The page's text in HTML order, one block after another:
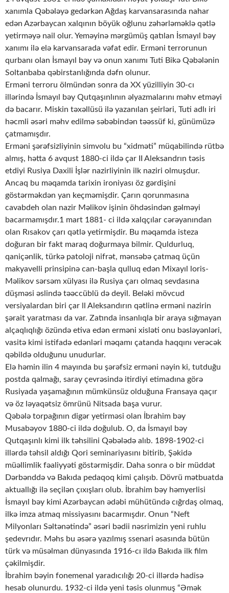
xanımla Qəbələyə gedərkən Ağdaş karvansarasında nahar
edən Azərbaycan xalqının böyük oğlunu zəhərləməklə qətlə
yetirməyə nail olur. Yeməyinə mərgümüş qatılan İsmayıl bəy
xanımı ilə elə karvansarada vəfat edir. Erməni terrorunun
qurbanı olan İsmayıl bəy və onun xanımı Tuti Bikə Qəbələnin
Soltanbaba qəbirstanlığında dəfn olunur.
Erməni terroru ölmündən sonra da XX yüzilliyin 30-cı
illərində İsmayıl bəy Qutqaşınlının əlyazmalarını məhv etməyi
də bacarır. Miskin təxəllüsü ilə yazanılan şeirləri, Tuti adlı iri
həcmli əsəri məhv edilmə səbəbindən təəssüf ki, günümüzə
çatmamışdır.
Erməni şərəfsizliyinin simvolu bu “xidməti” müqabilində rütbə
almış, hətta 6 avqust 1880-ci ildə çar II Aleksandrın təsis
etdiyi Rusiya Daxili İşlər nazirliyinin ilk naziri olmuşdur.
Ancaq bu məqamda tarixin ironiyası öz gərdişini
göstərməkdən yan keçməmişdir. Çarın qorunmasına
cavabdeh olan nazir Məlikov işinin öhdəsindən gəlməyi
bacarmamışdır.1 mart 1881- ci ildə xalqçılar cərəyanından
olan Rısakov çarı qətlə yetirmişdir. Bu məqamda isteza
doğuran bir fakt maraq doğurmaya bilmir. Quldurluq,
qaniçənlik, türkə patoloji nifrət, mənsəbə çatmaq üçün
makyavelli prinsipinə can-başla qulluq edən Mixayıl loris-
Məlikov sərsəm xülyası ilə Rusiya çarı olmaq sevdasına
düşməsi əslində təəccüblü də deyil. Beləki mövcud
versiyalardan biri çar ll Aleksandırın qətlinə erməni nazirin
şərait yaratması da var. Zatında insanlıqla bir araya sığmayan
alçaqlıqlığı özündə etiva edən erməni xisləti onu bəsləyənləri,
vasitə kimi istifadə edənləri məqamı çatanda haqqını verəcək
qəbildə olduğunu unudurlar.
Elə həmin ilin 4 mayında bu şərəfsiz erməni nəyin ki, tutduğu
postda qalmağı, saray çevrəsində itirdiyi etimadına görə
Rusiyada yaşamağının mümkünsüz olduğuna Fransaya qaçır
və öz ləyaqətsiz ömrünü Nitsada başa vurur.
Qəbələ torpağının digər yetirməsi olan İbrahim bəy
Musabəyov 1880-ci ildə doğulub. O, da İsmayıl bəy
Qutqaşınlı kimi ilk təhsilini Qəbələdə alıb. 1898-1902-ci
illərdə təhsil aldığı Qori seminariyasını bitirib, Şəkidə
müəllimlik fəaliyyəti göstərmişdir. Daha sonra o bir müddət
Dərbənddə və Bakıda pedaqoq kimi çalışıb. Dövrü mətbuatda
aktuallığı ilə seçilən çıxışları olub. İbrahim bəy həmyerlisi
İsmayıl bəy kimi Azərbaycan ədəbi mühütündə cığrdaş olmaq,
ilkə imza atmaq missiyasını bacarmışdır. Onun “Neft
Milyonları Səltənətində” əsəri bədii nəsrimizin yeni ruhlu
şedevrıdır. Məhs bu əsərə yazılmış ssenari əsasında bütün
türk və müsəlman dünyasında 1916-cı ildə Bakıda ilk film
çəkilmişdir.
İbrahim bəyin fonemenal yaradıcılığı 20-ci illərdə hadisə
hesab olunurdu. 1932-ci ildə yeni təsis olunmuş “Əmək